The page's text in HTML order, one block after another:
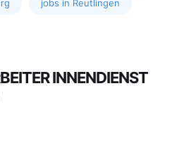
jobs in Reutlingen
INNENDIENST